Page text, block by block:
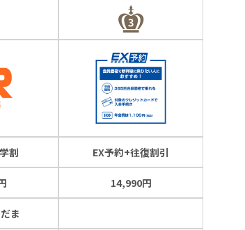
割 EX予約+往復割引
14,990円
ま